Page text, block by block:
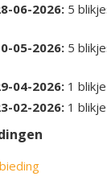
06-2026: 5
05-2026: 5
04-2026: 1
02-2026: 1